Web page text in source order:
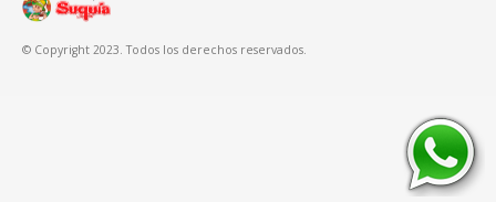
© Copyright 2023. Todos los derechos reservados.